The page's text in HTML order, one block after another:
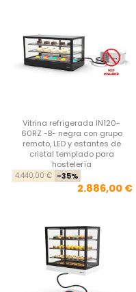
Vitrina refrigerada IN120-
60RZ -B- negra con grupo
remoto, LED y estantes de
cristal templado para
hostelería
4.440,00 € -35%
2.886,00 €